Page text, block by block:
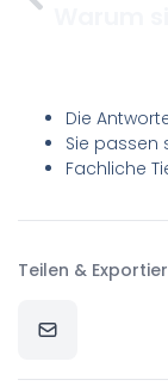
Die
Sie passen
Fachliche
Teilen &